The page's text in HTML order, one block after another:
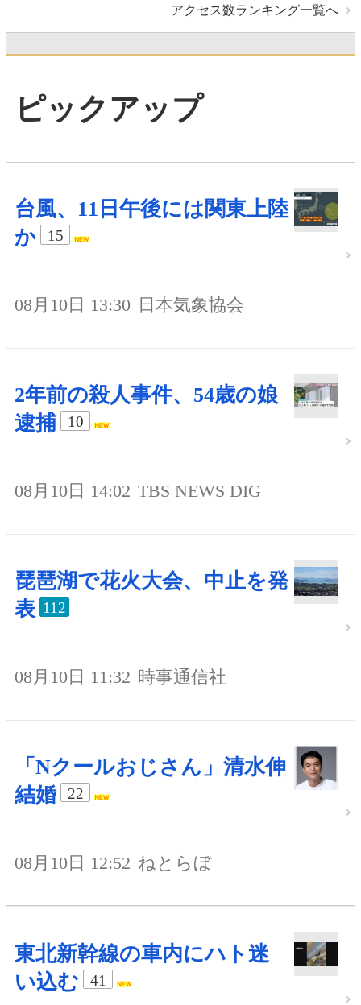
アクセス数ランキング一覧へ
ピックアップ
台風、11日午後には関東上陸
か
15
08月10日 13:30 日本気象協会
2年前の殺人事件、54歳の娘
逮捕
10
08月10日 14:02 TBS NEWS DIG
琵琶湖で花火大会、中止を発
表 112
08月10日 11:32 時事通信社
「Nクールおじさん」清水伸
結婚
22
08月10日 12:52 ねとらぼ
東北新幹線の車内にハト迷
い込む
41